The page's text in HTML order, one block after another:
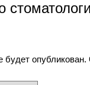
будет опубликован.